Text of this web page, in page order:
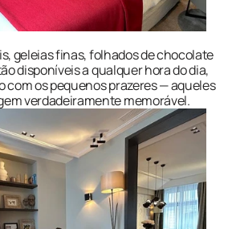
geleias finas, folhados de chocolate
disponíveis a qualquer hora do dia,
com os pequenos prazeres — aqueles
verdadeiramente memorável.